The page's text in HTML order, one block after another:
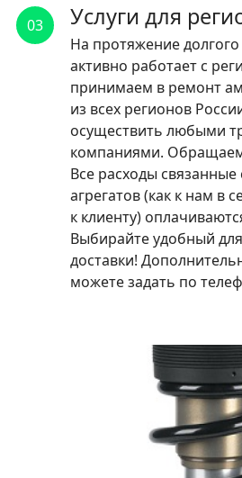
03 Услуги для
На протяжение
активно работает с
принимаем в ремонт
из всех регионов
осуществить любыми
компаниями.
Все расходы связанные
агрегатов (как к нам в
к клиенту)
Выбирайте удобный
доставки!
можете задать по